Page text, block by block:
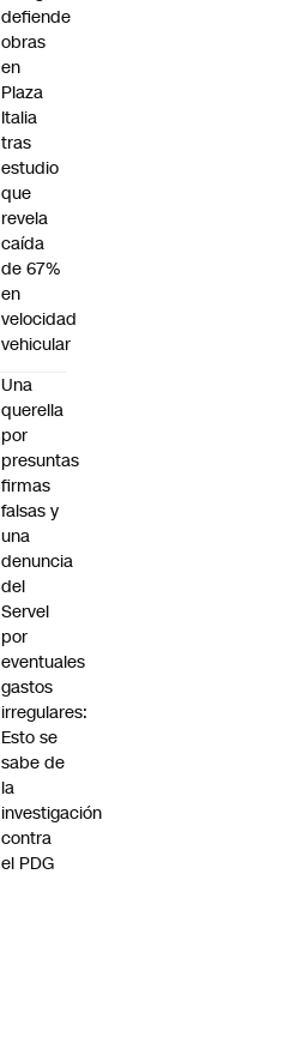
defiende
obras
en
Plaza
Italia
tras
estudio
que
revela
caída
de 67%
en
velocidad
vehicular
Una
querella
por
presuntas
firmas
falsas y
una
denuncia
del
Servel
por
eventuales
gastos
irregulares:
Esto se
sabe de
la
investigación
contra
el PDG